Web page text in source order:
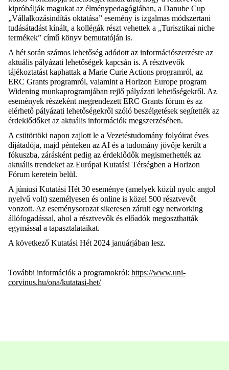
kipróbálják magukat az élménypedagógiában, a Danube Cup
„Vállalkozásindítás oktatása” esemény is izgalmas módszertani
tudásátadást kínált, a kollégák részt vehettek a „Turisztikai niche
termékek” című könyv bemutatóján is.
A hét során számos lehetőség adódott az információszerzésre az
aktuális pályázati lehetőségek kapcsán is. A résztvevők
tájékoztatást kaphattak a Marie Curie Actions programról, az
ERC Grants programról, valamint a Horizon Europe program
Widening munkaprogramjában rejlő pályázati lehetőségekről. Az
események részeként megrendezett ERC Grants fórum és az
elérhető pályázati lehetőségekről szóló beszélgetések segítették az
érdeklődőket az aktuális információk megszerzésében.
A csütörtöki napon zajlott le a Vezetéstudomány folyóirat éves
díjátadója, majd pénteken az AI és a tudomány jövője került a
fókuszba, zárásként pedig az érdeklődők megismerhették az
aktuális trendeket az Európai Kutatási Térségben a Horizon
Fórum keretein belül.
A júniusi Kutatási Hét 30 eseménye (amelyek közül nyolc angol
nyelvű volt) személyesen és online is közel 500 résztvevőt
vonzott. Az eseménysorozat sikeresen zárult egy networking
állófogadással, ahol a résztvevők és előadók megoszthatták
egymással a tapasztalataikat.
A következő Kutatási Hét 2024 januárjában lesz.
További információk a programokról: https://www.uni-
corvinus.hu/ona/kutatasi-het/